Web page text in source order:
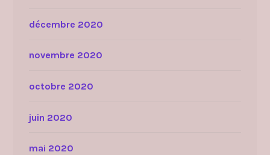
décembre 2020
novembre 2020
octobre 2020
juin 2020
mai 2020